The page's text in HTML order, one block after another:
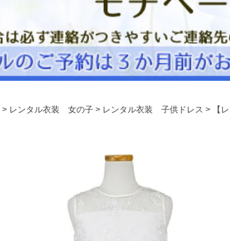
パニエ
コス
アク
Graduation &
06 あんしんパック
汚れ・キズ・破損の補償
レンタル衣装 女の子 レンタル衣装 子供ドレス 【